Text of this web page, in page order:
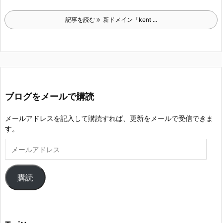
記事を読む 新ドメイン「kent ...
ブログをメールで購読
メールアドレスを記入して購読すれば、更新をメールで受信できま
す。
ア
ド
購読